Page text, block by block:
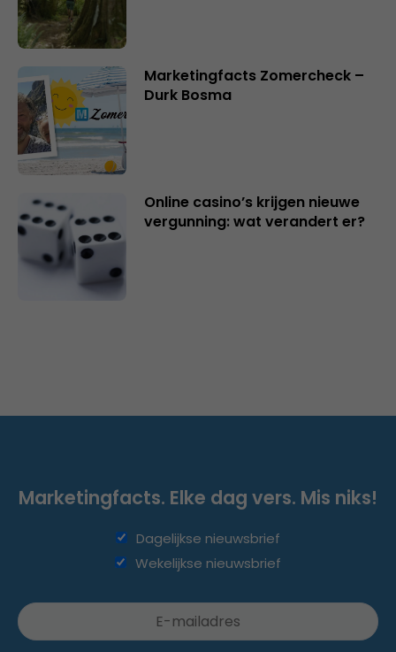
Marketingfacts Zomercheck –
Durk Bosma
Online casino’s krijgen nieuwe
vergunning: wat verandert er?
Marketingfacts. Elke dag vers. Mis niks!
Dagelijkse nieuwsbrief
Wekelijkse nieuwsbrief